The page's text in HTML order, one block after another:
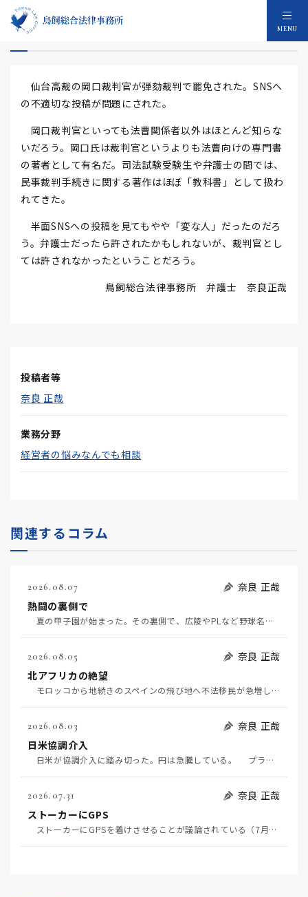
MENU
岡口裁判官罷免
仙台高裁の岡口裁判官が弾劾裁判で罷免された。SNSへ
の不適切な投稿が問題にされた。
岡口裁判官といっても法曹関係者以外はほとんど知らな
いだろう。岡口氏は裁判官というよりも法曹向けの専門書
の著者として有名だ。司法試験受験生や弁護士の間では、
民事裁判手続きに関する著作はほぼ「教科書」として扱わ
れてきた。
半面SNSへの投稿を見てもやや「変な人」だったのだろ
う。弁護士だったら許されたかもしれないが、裁判官とし
ては許されなかったということだろう。
鳥飼総合法律事務所 弁護士 奈良正哉
投稿者等
奈良 正哉
業務分野
経営者の悩みなんでも相談
関連するコラム
2026.08.07
奈良 正哉
熱闘の裏側で
夏の甲子園が始まった。その裏側で、広陵やPLなど野球名門校（だった）の不祥事のその後について、「熱…
2026.08.05
奈良 正哉
北アフリカの絶望
モロッコから地続きのスペインの飛び地へ不法移民が急増していて、当地の大問題となっている。「海を泳い…
2026.08.03
奈良 正哉
日米協調介入
日米が協調介入に踏み切った。円は急騰している。 プラザ合意以降、協調介入は為替相場の転機になって…
2026.07.31
奈良 正哉
ストーカーにGPS
ストーカーにGPSを着けさせることが議論されている（7月29日日経）。反対派は「ストーカーにも人権…